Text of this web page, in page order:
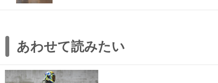
あわせて読みたい